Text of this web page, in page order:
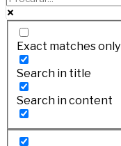
Exact matches only
Search in title
Search in content